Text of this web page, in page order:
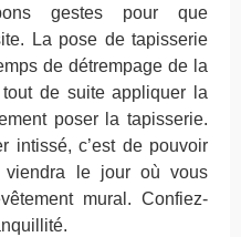
gestes pour que
La pose de tapisserie
de détrempage de la
de suite appliquer la
poser la tapisserie.
intissé, c’est de pouvoir
viendra le jour où vous
mural. Confiez-